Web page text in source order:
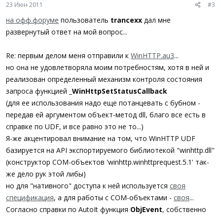
23 Июн 2011 #3
на офф.форуме пользователь trancexx дал мне
развернутый ответ на мой вопрос...
Re: первым делом меня отправили к WinHTTP.au3...
но она не удовлетворяла моим потребностям, хотя в ней и
реализован определенный механизм контроля состояния
запроса функцией _WinHttpSetStatusCallback
(для ее использования надо еще потанцевать с бубном -
передав ей аргументом объект-метод dll, благо все есть в
справке по UDF, и все равно это не то...)
Я-же акцентировал внимание на том, что WinHTTP UDF
базируется на API экспортируемого библиотекой "winhttp.dll"
(конструктор COM-объектов 'winhttp.winhttprequest.5.1' так-
же дело рук этой либы)
но для "нативного" доступа к ней используется своя
спецификация, а для работы с COM-объектами - своя...
Согласно справки по AutoIt функция ObjEvent, собственно